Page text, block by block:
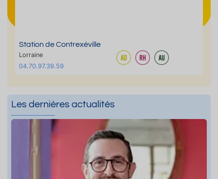
Station de Contrexéville
Lorraine
04.70.97.39.59
Les dernières actualités